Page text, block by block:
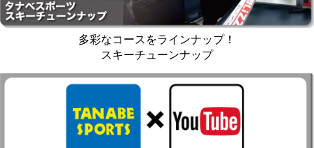
多彩なコースをラインナップ！
スキーチューンナップ